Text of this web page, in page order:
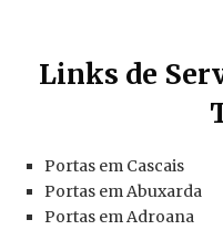
Links de
Portas em Cascais
Portas em Abuxarda
Portas em Adroana